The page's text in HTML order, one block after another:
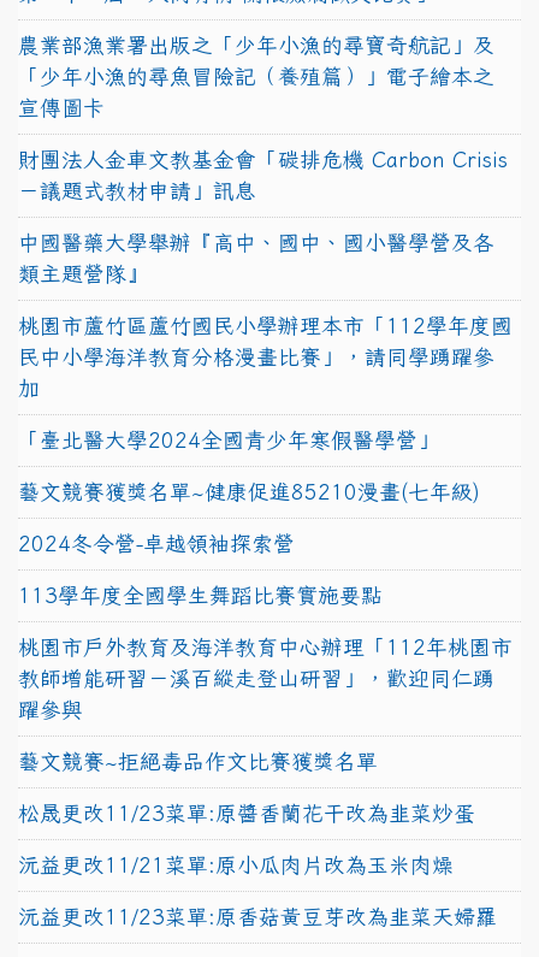
農業部漁業署出版之「少年小漁的尋寶奇航記」及
「少年小漁的尋魚冒險記（養殖篇）」電子繪本之
宣傳圖卡
財團法人金車文教基金會「碳排危機 Carbon Crisis
－議題式教材申請」訊息
中國醫藥大學舉辦『高中、國中、國小醫學營及各
類主題營隊』
桃園市蘆竹區蘆竹國民小學辦理本市「112學年度國
民中小學海洋教育分格漫畫比賽」，請同學踴躍參
加
「臺北醫大學2024全國青少年寒假醫學營」
藝文競賽獲獎名單~健康促進85210漫畫(七年級)
2024冬令營-卓越領袖探索營
113學年度全國學生舞蹈比賽實施要點
桃園市戶外教育及海洋教育中心辦理「112年桃園市
教師增能研習－溪百縱走登山研習」，歡迎同仁踴
躍參與
藝文競賽~拒絕毒品作文比賽獲獎名單
松晟更改11/23菜單:原醬香蘭花干改為韭菜炒蛋
沅益更改11/21菜單:原小瓜肉片改為玉米肉燥
沅益更改11/23菜單:原香菇黃豆芽改為韭菜天婦羅